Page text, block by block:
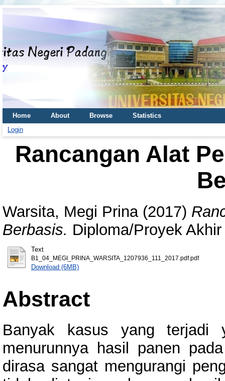
Home About Browse
Statistics
Login
Rancangan Alat
Warsita, Megi Prina(2017)
Berbasis. Diploma/Proyek
Text
B1_04_MEGI_PRINA_WARSITA_1207936_111_2017.pdf.pdf
Download (6MB)
Abstract
Banyak kasus yang terjadi
menurunnya hasil panen
dirasa sangat mengurangi